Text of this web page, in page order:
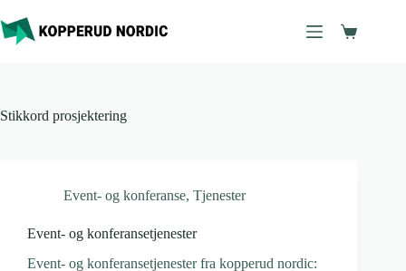
til
innholdet
Stikkord prosjektering
Event- og konferanse, Tjenester
Event- og konferansetjenester
Event- og konferansetjenester fra kopperud nordic: